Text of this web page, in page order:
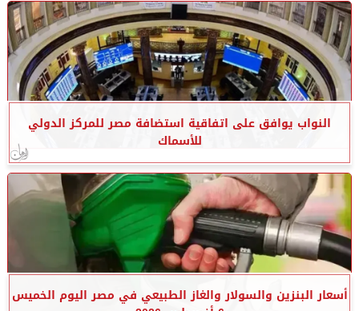
النواب يوافق على اتفاقية استضافة مصر للمركز الدولي
للأسماك
أسعار البنزين والسولار والغاز الطبيعي في مصر اليوم الخميس